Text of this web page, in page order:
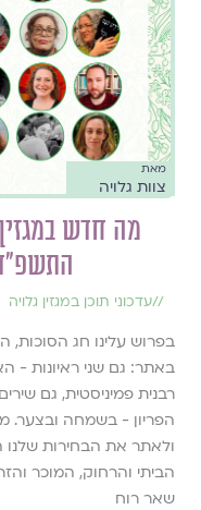
מאת
צוות גלויה
התשפ״ד
//עדכוני תוכן במגזין גלויה
בפרוש עלינו חג
באתר: גם שני ראיונות -
רבנית פמיניסטית, גם
הפריון - בשמחה ובצער.
ולאתר את הבחירות שלנו
הביתי והרחוק, המוכר
שאר רוח